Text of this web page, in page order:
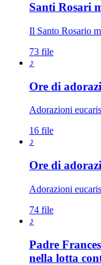
Santi Rosari
Il Santo Rosario
73 file
♪
Ore di
Adorazioni
16 file
♪
Ore di
Adorazioni
74 file
♪
Padre
nella lotta